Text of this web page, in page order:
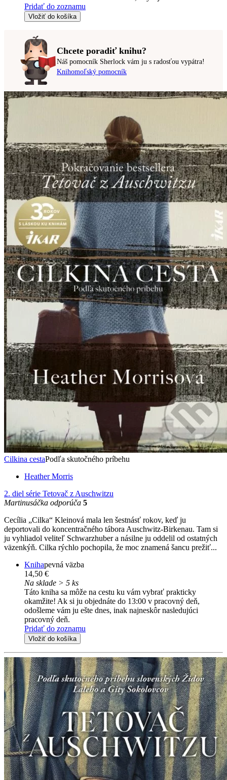
Pridať do zoznamu
Vložiť do košíka
Chcete poradiť knihu?
Náš pomocník Sherlock vám ju s radosťou vypátra!
Knihomoľský pomocník
Cilkina cestaPodľa skutočného príbehu
Heather Morris
2. diel série Tetovač z Auschwitzu
Martinusáčka odporúča 5
Cecília „Cilka“ Kleinová mala len šestnásť rokov, keď ju
deportovali do koncentračného tábora Auschwitz-Birkenau. Tam si
ju vyhliadol veliteľ Schwarzhuber a násilne ju oddelil od ostatných
väzenkýň. Cilka rýchlo pochopila, že moc znamená šancu prežiť...
Knihapevná väzba
14,50 €
Na sklade > 5 ks
Táto kniha sa môže na cestu ku vám vybrať prakticky
okamžite! Ak si ju objednáte do 13:00 v pracovný deň,
odošleme vám ju ešte dnes, inak najneskôr nasledujúci
pracovný deň.
Pridať do zoznamu
Vložiť do košíka